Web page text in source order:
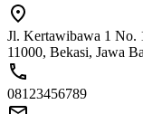
Jl. Kertawibawa 1 No.
11000, Bekasi, Jawa
08123456789